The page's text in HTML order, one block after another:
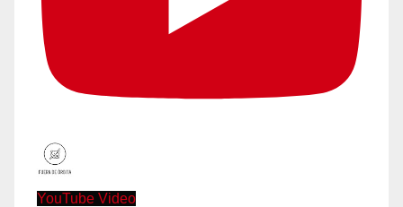
YouTube Video